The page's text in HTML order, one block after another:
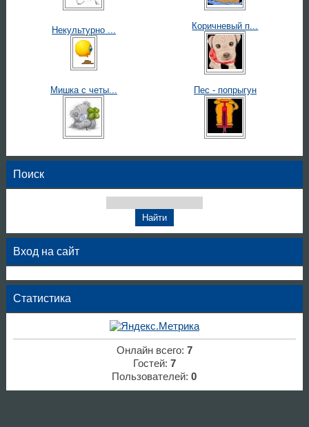
Некультурно ... Коричневый п...
Мишка с четы... Пес - попрыгун
Поиск
Вход на сайт
Статистика
Онлайн всего: 7
Гостей: 7
Пользователей:0